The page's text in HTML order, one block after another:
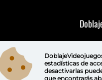
estadísticas de
desactivarlas
que encontrarás